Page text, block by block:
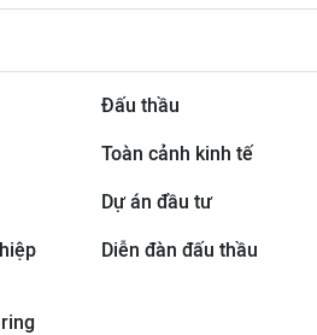
Đấu thầu
Toàn cảnh kinh tế
Dự án đầu tư
Diễn đàn đấu thầu